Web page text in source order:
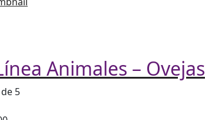
$44.000
Animales – Ovejas
de 5